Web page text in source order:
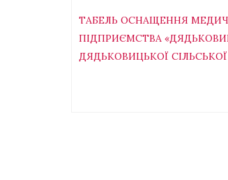
ТАБЕЛЬ ОСНАЩЕННЯ
ПІДПРИЄМСТВА
ДЯДЬКОВИЦЬКОЇ СІЛЬСЬКОЇ